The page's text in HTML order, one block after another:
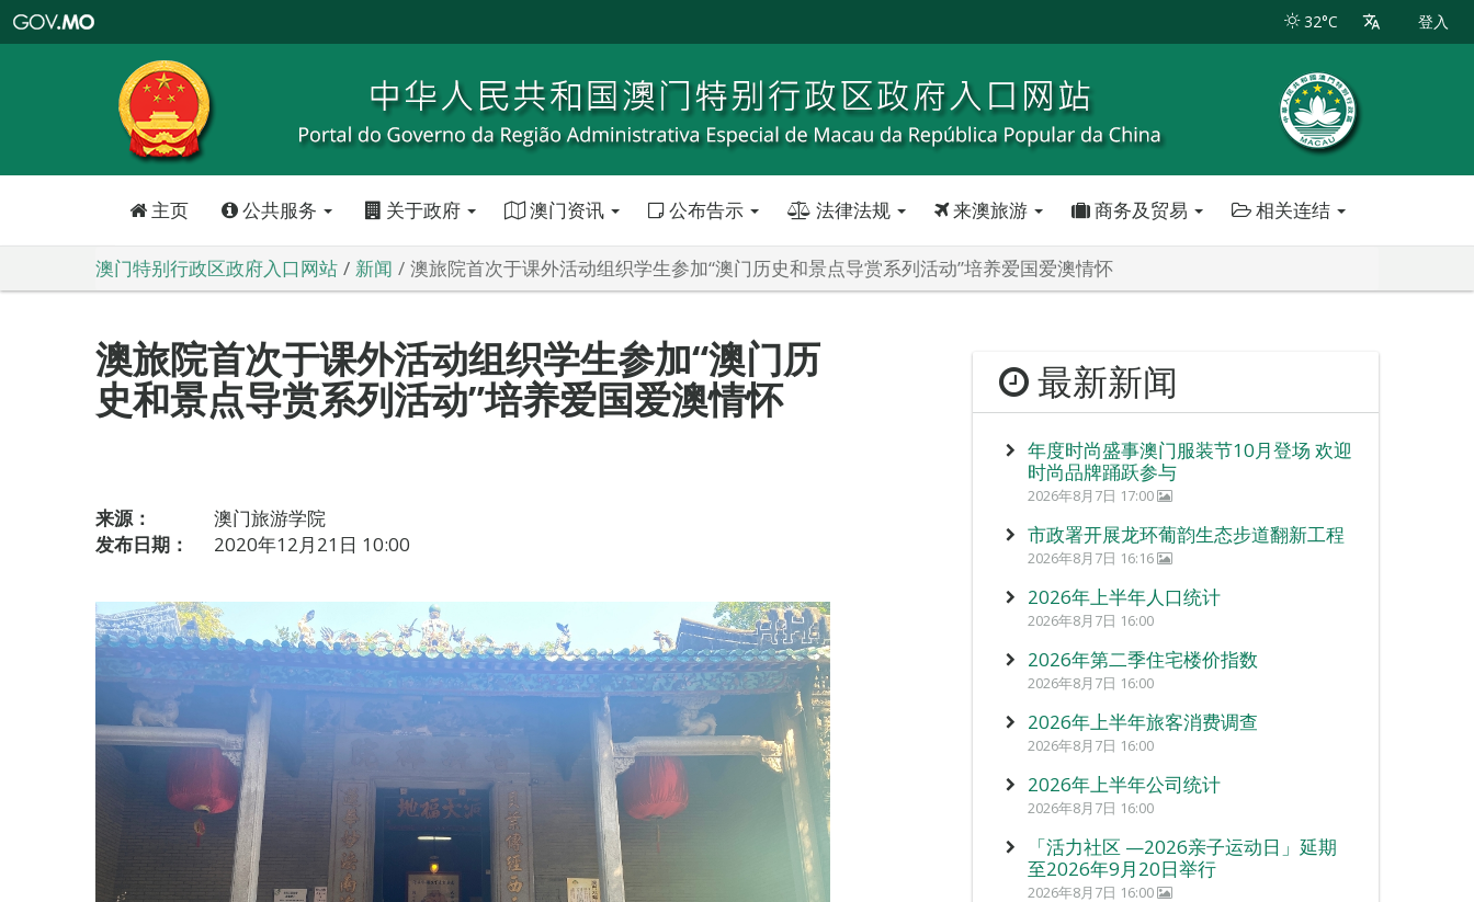
特
政
区
政
口
32°C 登入
主页 公共服务 关于政府 澳门资讯 公布告示 法律法规 来澳旅游 商务及贸易 相关连结
澳门特别行政区政府入口网站 新闻 澳旅院首次于课外活动组织学生参加“澳门历史和景点导赏系列活动”培养爱国爱澳情怀
澳旅院首次于课外活动组织学生参加“澳门历
史和景点导赏系列活动”培养爱国爱澳情怀
来源：
澳门旅游学院
发布日期：
2020年12月21日 10:00
最新新闻
年度时尚盛事澳门服装节10月登场 欢迎
时尚品牌踊跃参与
2026年8月7日 17:00
市政署开展龙环葡韵生态步道翻新工程
2026年8月7日 16:16
2026年上半年人口统计
2026年8月7日 16:00
2026年第二季住宅楼价指数
2026年8月7日 16:00
2026年上半年旅客消费调查
2026年8月7日 16:00
2026年上半年公司统计
2026年8月7日 16:00
「活力社区 —2026亲子运动日」延期
至2026年9月20日举行
2026年8月7日 16:00